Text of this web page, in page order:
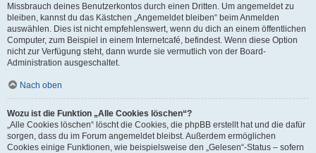
Missbrauch deines Benutzerkontos durch einen Dritten. Um angemeldet zu
bleiben, kannst du das Kästchen „Angemeldet bleiben“ beim Anmelden
auswählen. Dies ist nicht empfehlenswert, wenn du dich an einem öffentlichen
Computer, zum Beispiel in einem Internetcafé, befindest. Wenn diese Option
nicht zur Verfügung steht, dann wurde sie vermutlich von der Board-
Administration ausgeschaltet.
Nach oben
Wozu ist die Funktion „Alle Cookies löschen“?
„Alle Cookies löschen“ löscht die Cookies, die phpBB erstellt hat und die dafür
sorgen, dass du im Forum angemeldet bleibst. Außerdem ermöglichen
Cookies einige Funktionen, wie beispielsweise den „Gelesen“-Status – sofern